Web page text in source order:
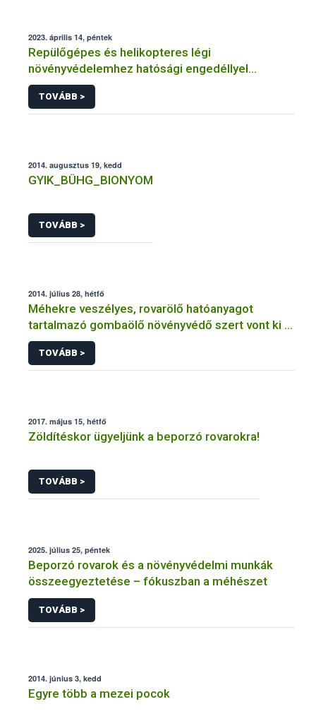
2023. április 14, péntek
Repülőgépes és helikopteres légi
növényvédelemhez hatósági engedéllyel
rendelkező szervezetek
TOVÁBB >
2014. augusztus 19, kedd
GYIK_BÜHG_BIONYOM
TOVÁBB >
2014. július 28, hétfő
Méhekre veszélyes, rovarölő hatóanyagot
tartalmazó gombaölő növényvédő szert vont ki a
forgalomból a NÉBIH
TOVÁBB >
2017. május 15, hétfő
Zöldítéskor ügyeljünk a beporzó rovarokra!
TOVÁBB >
2025. július 25, péntek
Beporzó rovarok és a növényvédelmi munkák
összeegyeztetése – fókuszban a méhészet
TOVÁBB >
2014. június 3, kedd
Egyre több a mezei pocok